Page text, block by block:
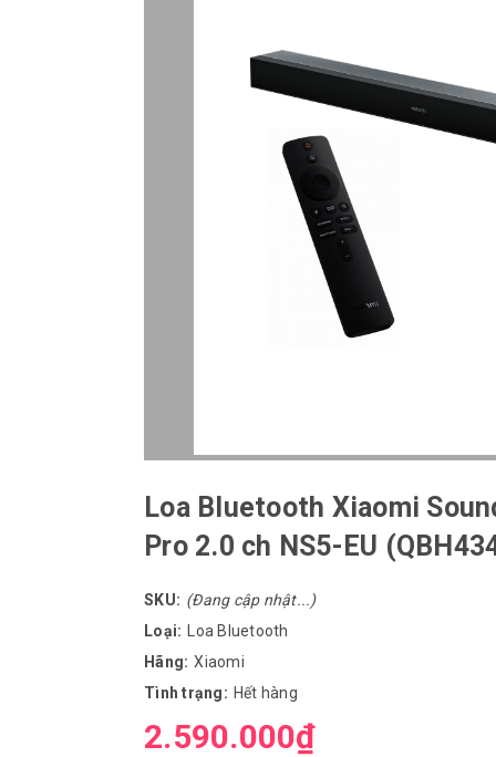
Loa Bluetooth Xiaomi
Pro 2.0 ch NS5-EU
SKU: (Đang cập nhật...)
Loại:
Loa Bluetooth
Hãng: Xiaomi
Tình trạng: Hết hàng
2.590.000₫